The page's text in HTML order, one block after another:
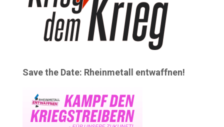
Save the Date: Rheinmetall entwaffnen!